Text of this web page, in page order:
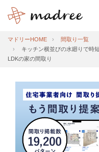
マドリーHOME
間取り一覧
キッチン横並びの水廻りで時
LDKの家の間取り